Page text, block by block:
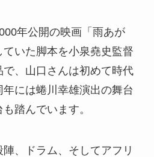
年公開の映画「雨あが
いた脚本を小泉堯史監督
、山口さんは初めて時代
には蜷川幸雄演出の舞台
踏んでいます。
、ドラム、そしてアフリ